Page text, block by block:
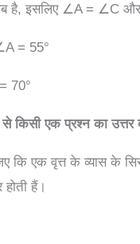
है, इसलिए ∠A = ∠C
A = 55°
70°
किसी एक प्रश्न का उत्तर
कि एक वृत्त के व्यास के
होती हैं।